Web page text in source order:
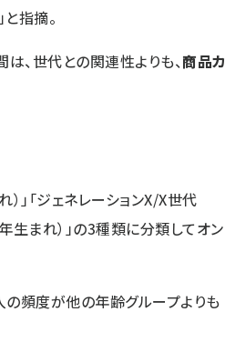
指摘。
、世代との関連性よりも、商品カ
」「ジェネレーションX/X世代
生まれ）」の3種類に分類してオン
の頻度が他の年齢グループよりも